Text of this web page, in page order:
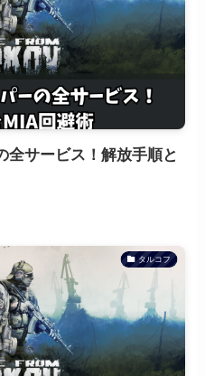
全サービス！解放手順と
タルコフ